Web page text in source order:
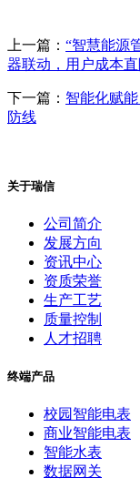
上一篇： “智慧能源
器联动，用户成本直
下一篇： 智能化赋
防线
关于瑞信
公司简介
发展方向
资讯中心
资质荣誉
生产工艺
质量控制
人才招聘
终端产品
校园智能电表
商业智能电表
智能水表
数据网关